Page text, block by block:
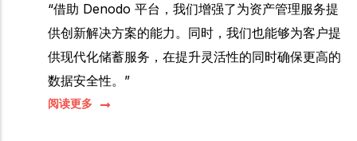
“借助 Denodo 平台，我们增强了为资产管理服务提
供创新解决方案的能力。同时，我们也能够为客户提
供现代化储蓄服务，在提升灵活性的同时确保更高的
数据安全性。”
阅读更多